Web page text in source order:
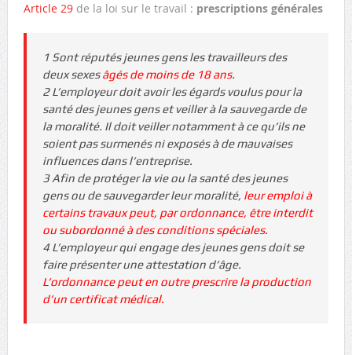
Article 29 de la loi sur le travail : prescriptions générales
1 Sont réputés jeunes gens les travailleurs des
deux sexesâgés de moins de 18 ans.
2 L’employeur doit avoir les égards voulus pour la
santé des jeunes gens et veiller à la sauvegarde de
la moralité. Il doit veiller notamment à ce qu’ils ne
soient pas surmenés ni exposés à de mauvaises
influences dans l’entreprise.
3 Afin de protéger la vie ou la santé des jeunes
gens ou de sauvegarder leur moralité, leur emploi à
certains travaux peut, par ordonnance, être interdit
ou subordonné à des conditions spéciales.
4 L’employeur qui engage des jeunes gens doit se
faire présenter une attestation d’âge.
L’ordonnance peut en outre prescrire la production
d’un certificat médical.